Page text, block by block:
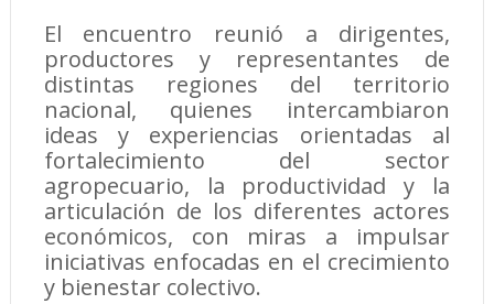
El encuentro reunió a dirigentes,
productores y representantes de
distintas regiones del territorio
nacional, quienes intercambiaron
ideas y experiencias orientadas al
fortalecimiento del sector
agropecuario, la productividad y la
articulación de los diferentes actores
económicos, con miras a impulsar
iniciativas enfocadas en el crecimiento
y bienestar colectivo.